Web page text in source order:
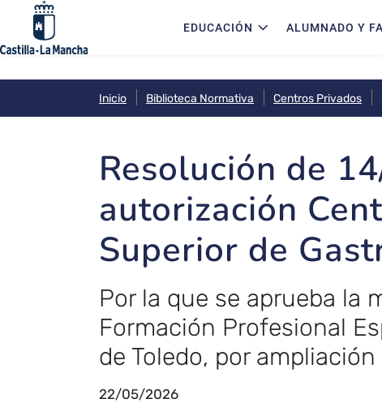
Pasar al contenido principalNavegación principal
EDUCACIÓN ALUMNADO Y
Inicio Biblioteca Normativa Centros Privados
Resolución de
autorización
Superior de
Por la que se aprueba la
Formación Profesional
de Toledo, por
22/05/2026